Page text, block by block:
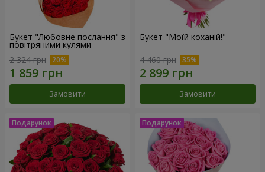
Букет "Любовне послання" з
повітряними кулями
2 324 грн
Замовити
Букет "Моїй коханій!"
4 460 грн
Замовити